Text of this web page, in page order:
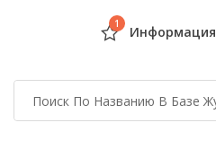
1 Информация